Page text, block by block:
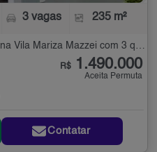
3 vagas 235 m²
R$ 1.490.000
Aceita Permuta
Contatar